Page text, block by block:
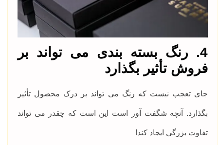
4. رنگ بسته بندی می تواند بر
فروش تأثیر بگذارد
جای تعجب نیست که رنگ می تواند بر درک محصول تأثیر
بگذارد. آنچه شگفت آور است این است که چقدر می تواند
تفاوت بزرگی ایجاد کند!